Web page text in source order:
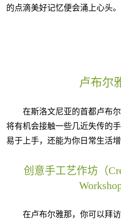
的点滴美好记忆便会涌上心头。
卢布尔
在斯洛文尼亚的首都卢布尔
将有机会接触一些几近失传的
易于上手，还能为你日常生活增
创意手工艺作坊（
在卢布尔雅那，你可以拜访